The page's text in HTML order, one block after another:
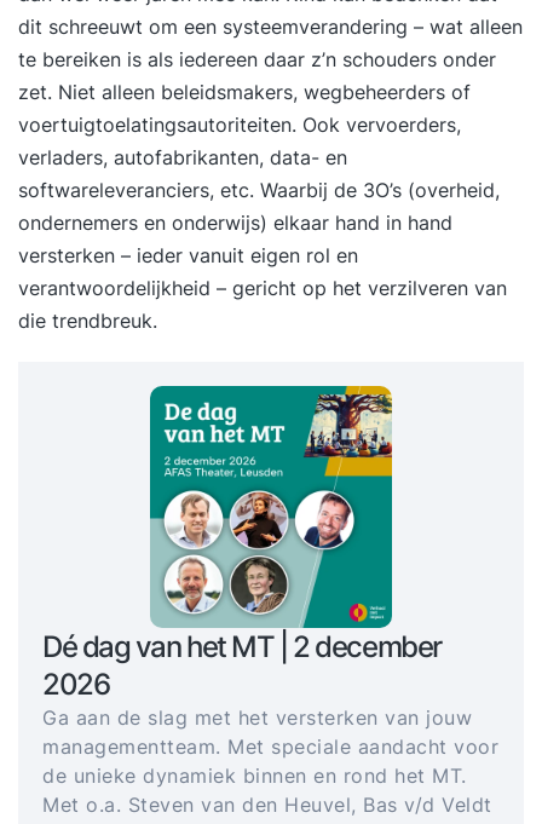
dit schreeuwt om een systeemverandering – wat alleen
te bereiken is als iedereen daar z’n schouders onder
zet. Niet alleen beleidsmakers, wegbeheerders of
voertuigtoelatingsautoriteiten. Ook vervoerders,
verladers, autofabrikanten, data- en
softwareleveranciers, etc. Waarbij de 3O’s (overheid,
ondernemers en onderwijs) elkaar hand in hand
versterken – ieder vanuit eigen rol en
verantwoordelijkheid – gericht op het verzilveren van
die trendbreuk.
Dé dag van het MT | 2 december
2026
Ga aan de slag met het versterken van jouw
managementteam. Met speciale aandacht voor
de unieke dynamiek binnen en rond het MT.
Met o.a. Steven van den Heuvel, Bas v/d Veldt